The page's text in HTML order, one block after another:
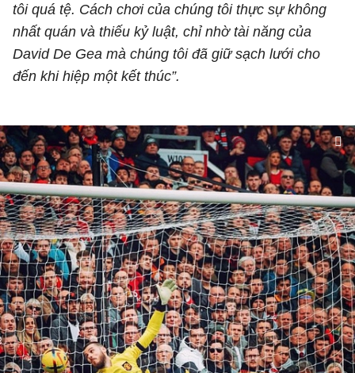
tôi quá tệ. Cách chơi của chúng tôi thực sự không
nhất quán và thiếu kỷ luật, chỉ nhờ tài năng của
David De Gea mà chúng tôi đã giữ sạch lưới cho
đến khi hiệp một kết thúc”.